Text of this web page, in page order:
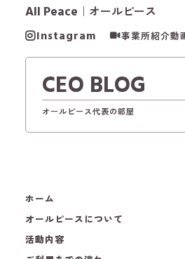
All Peace ｜オールピース
Instagram 事業所紹介動
CEO BLOG
オールピース代表の部屋
ホーム
オールピースについて
活動内容